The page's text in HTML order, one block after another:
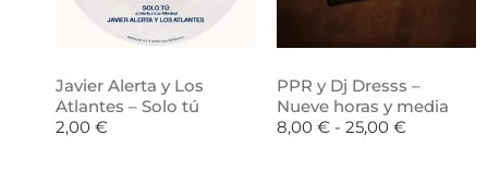
Javier Alerta y Los
Atlantes – Solo tú
2,00 €
PPR y Dj Dresss –
Nueve horas y media
8,00 € - 25,00 €